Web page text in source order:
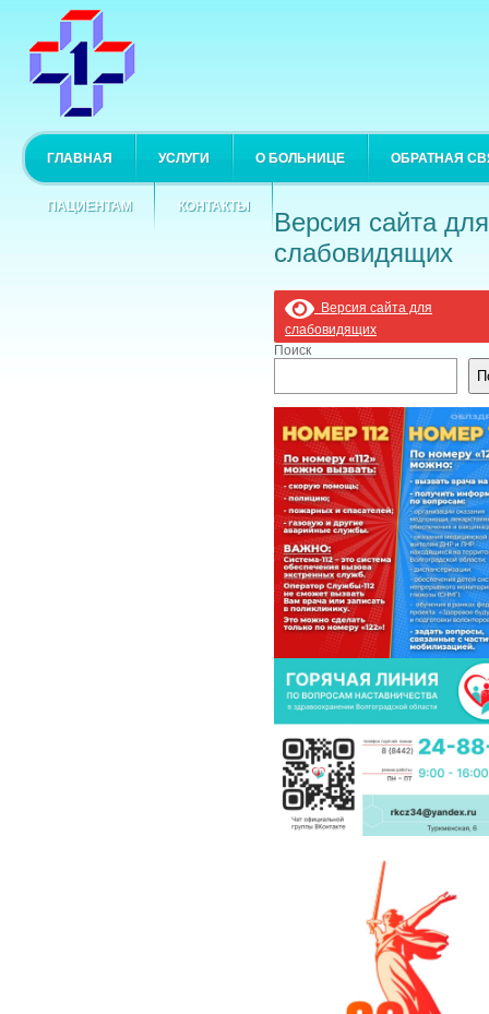
ГЛАВНАЯ УСЛУГИ О БОЛЬНИЦЕ ОБРАТНАЯ
ПАЦИЕНТАМ КОНТАКТЫ
Версия сайта для
слабовидящих
Версия сайта для
слабовидящих
Поиск